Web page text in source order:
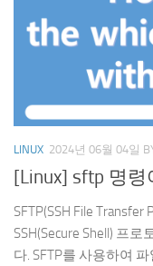
LINUX 2024년 06월 04일
[Linux] sftp 명령
SFTP(SSH File
SSH(Secure Shell) 프
다. SFTP를 사용하여